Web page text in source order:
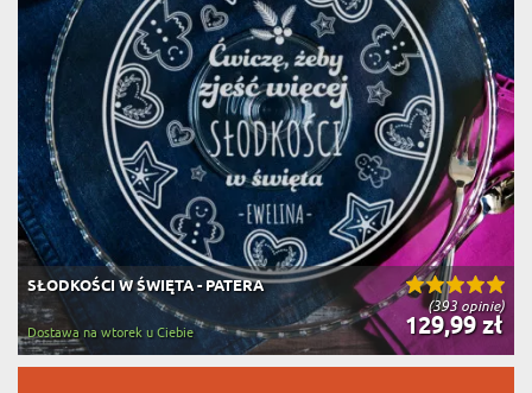
(393 opinie)
SŁODKOŚCI W ŚWIĘTA - PATERA
129,99 zł
Dostawa na wtorek u Ciebie